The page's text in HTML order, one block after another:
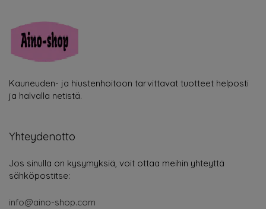
Kauneuden- ja hiustenhoitoon tarvittavat tuotteet helposti
ja halvalla netistä.
Yhteydenotto
Jos sinulla on kysymyksiä, voit ottaa meihin yhteyttä
sähköpostitse:
info@aino-shop.com